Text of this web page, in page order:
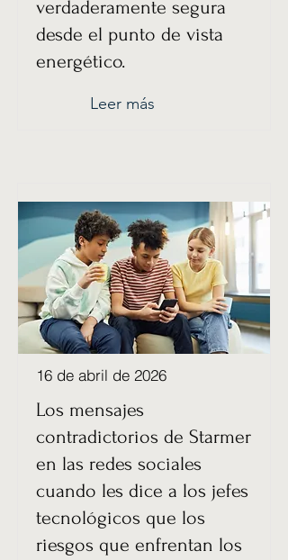
verdaderamente segura
desde el punto de vista
energético.
Leer más
16 de abril de 2026
Los mensajes
contradictorios de Starmer
en las redes sociales
cuando les dice a los jefes
tecnológicos que los
riesgos que enfrentan los